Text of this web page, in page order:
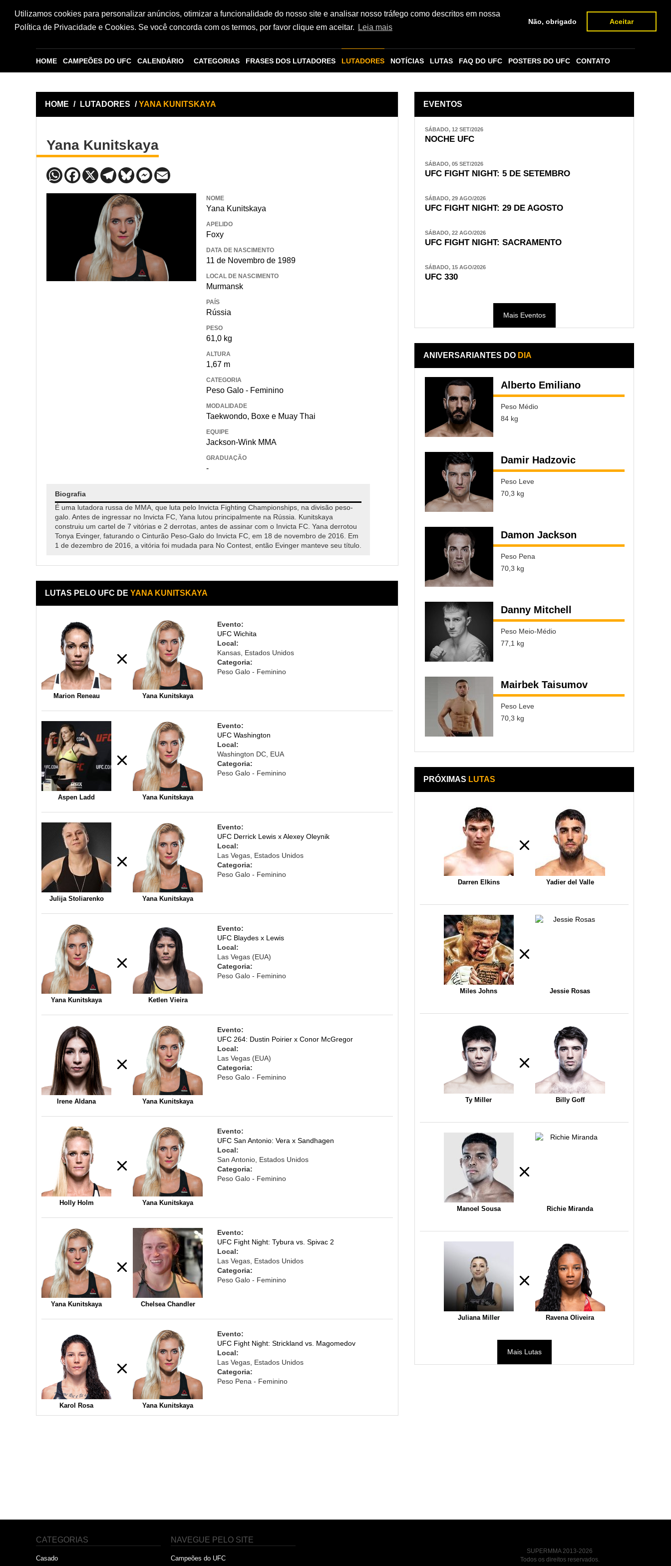
Utilizamos cookies para personalizar anúncios, otimizar a funcionalidade do nosso site e analisar nosso tráfego como descritos em nossa
Política de Privacidade e Cookies. Se você concorda com os termos, por favor clique em aceitar.
Leia mais
Não, obrigado Aceitar
HOME CAMPEÕES DO UFC CALENDÁRIO CATEGORIAS FRASES DOS LUTADORES LUTADORES NOTÍCIAS LUTAS FAQ DO UFC POSTERS DO UFC CONTATO
HOME / LUTADORES /YANA KUNITSKAYA
Yana Kunitskaya
NOME
Yana Kunitskaya
APELIDO
Foxy
DATA DE NASCIMENTO
11 de Novembro de 1989
LOCAL DE NASCIMENTO
Murmansk
PAÍS
Rússia
PESO
61,0 kg
ALTURA
1,67 m
CATEGORIA
Peso Galo - Feminino
MODALIDADE
Taekwondo, Boxe e Muay Thai
EQUIPE
Jackson-Wink MMA
GRADUAÇÃO
-
Biografia
É uma lutadora russa de MMA, que luta pelo Invicta Fighting Championships, na divisão peso-
galo. Antes de ingressar no Invicta FC, Yana lutou principalmente na Rússia. Kunitskaya
construiu um cartel de 7 vitórias e 2 derrotas, antes de assinar com o Invicta FC. Yana derrotou
Tonya Evinger, faturando o Cinturão Peso-Galo do Invicta FC, em 18 de novembro de 2016. Em
1 de dezembro de 2016, a vitória foi mudada para No Contest, então Evinger manteve seu título.
LUTAS PELO UFC DE YANA KUNITSKAYA
Marion Reneau Yana Kunitskaya
Evento:
UFC Wichita
Local:
Kansas, Estados Unidos
Categoria:
Peso Galo - Feminino
Aspen Ladd Yana Kunitskaya
Evento:
UFC Washington
Local:
Washington DC, EUA
Categoria:
Peso Galo - Feminino
Julija Stoliarenko Yana Kunitskaya
Evento:
UFC Derrick Lewis x Alexey Oleynik
Local:
Las Vegas, Estados Unidos
Categoria:
Peso Galo - Feminino
Yana Kunitskaya Ketlen Vieira
Evento:
UFC Blaydes x Lewis
Local:
Las Vegas (EUA)
Categoria:
Peso Galo - Feminino
Irene Aldana Yana Kunitskaya
Evento:
UFC 264: Dustin Poirier x Conor McGregor
Local:
Las Vegas (EUA)
Categoria:
Peso Galo - Feminino
Holly Holm Yana Kunitskaya
Evento:
UFC San Antonio: Vera x Sandhagen
Local:
San Antonio, Estados Unidos
Categoria:
Peso Galo - Feminino
Yana Kunitskaya Chelsea Chandler
Evento:
UFC Fight Night: Tybura vs. Spivac 2
Local:
Las Vegas, Estados Unidos
Categoria:
Peso Galo - Feminino
Karol Rosa Yana Kunitskaya
Evento:
UFC Fight Night: Strickland vs. Magomedov
Local:
Las Vegas, Estados Unidos
Categoria:
Peso Pena - Feminino
EVENTOS
SÁBADO, 12 SET/2026
NOCHE UFC
SÁBADO, 05 SET/2026
UFC FIGHT NIGHT: 5 DE SETEMBRO
SÁBADO, 29 AGO/2026
UFC FIGHT NIGHT: 29 DE AGOSTO
SÁBADO, 22 AGO/2026
UFC FIGHT NIGHT: SACRAMENTO
SÁBADO, 15 AGO/2026
UFC 330
Mais Eventos
ANIVERSARIANTES DO DIA
Alberto Emiliano
Peso Médio
84 kg
Damir Hadzovic
Peso Leve
70,3 kg
Damon Jackson
Peso Pena
70,3 kg
Danny Mitchell
Peso Meio-Médio
77,1 kg
Mairbek Taisumov
Peso Leve
70,3 kg
PRÓXIMAS LUTAS
Darren Elkins Yadier del Valle
Miles Johns Jessie Rosas
Ty Miller Billy Goff
Manoel Sousa Richie Miranda
Juliana Miller Ravena Oliveira
Mais Lutas
CATEGORIAS
Casado
NAVEGUE PELO SITE
Campeões do UFC
SUPERMMA 2013-2026
Todos os direitos reservados.